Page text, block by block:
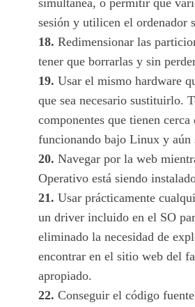
simultánea, o permitir que
sesión y utilicen el ordenador
18. Redimensionar las
tener que borrarlas y sin
19. Usar el mismo hardware
que sea necesario sustituirlo.
componentes que tienen cerca
funcionando bajo Linux y aún
20. Navegar por la web
Operativo está siendo
21. Usar prácticamente
un driver incluido en el SO
eliminado la necesidad de
encontrar en el sitio web del
apropiado.
22. Conseguir el código